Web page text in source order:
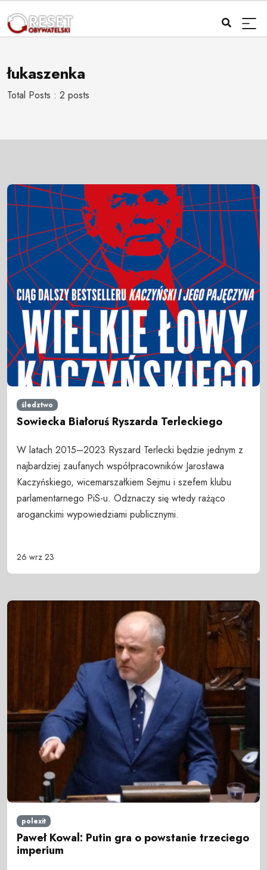
łukaszenka
Total Posts : 2 posts
śledztwo
Sowiecka Białoruś Ryszarda Terleckiego
W latach 2015–2023 Ryszard Terlecki będzie jednym z
najbardziej zaufanych współpracowników Jarosława
Kaczyńskiego, wicemarszałkiem Sejmu i szefem klubu
parlamentarnego PiS-u. Odznaczy się wtedy rażąco
aroganckimi wypowiedziami publicznymi.
26 wrz 23
polexit
Paweł Kowal: Putin gra o powstanie trzeciego
imperium